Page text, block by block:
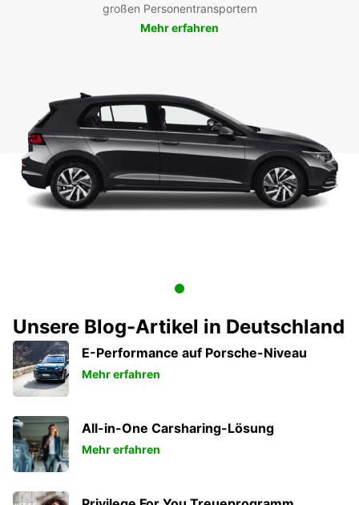
großen Personentransportern
Mehr erfahren
Unsere Blog-Artikel in Deutschland
E-Performance auf Porsche-Niveau
Mehr erfahren
All-in-One Carsharing-Lösung
Mehr erfahren